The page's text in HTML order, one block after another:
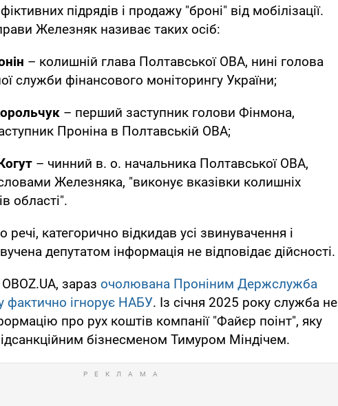
підрядів і продажу "броні" від мобілізації.
Железняк називає таких осіб:
– колишній глава Полтавської ОВА, нині голова
служби фінансового моніторингу України;
– перший заступник голови Фінмона,
Проніна в Полтавській ОВА;
– чинний в. о. начальника Полтавської ОВА,
Железняка, "виконує вказівки колишніх
області".
речі, категорично відкидав усі звинувачення і
депутатом інформація не відповідає дійсності.
зараз очолювана Проніним Держслужба
фактично ігнорує НАБУ. Із січня 2025 року служба не
про рух коштів компанії "Файєр поінт", яку
бізнесменом Тимуром Міндічем.